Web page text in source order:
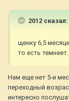
2012 сказал:
щенку 6,5
то есть
Нам еще нет 5-и
переходный
интересно